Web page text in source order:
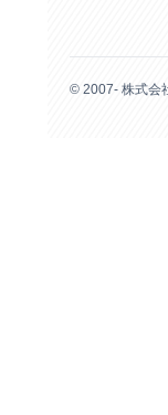
© 2007- 株式会